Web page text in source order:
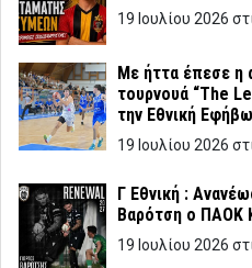
19 Ιουλίου 2026
Με ήττα έπεσε η
τουρνουά “The
την Εθνική
19 Ιουλίου 2026
Γ Εθνική :
Βαρότση ο ΠΑΟΚ
19 Ιουλίου 2026